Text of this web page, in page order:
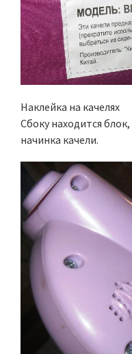
Наклейка на качелях
Сбоку находится
начинка качели.